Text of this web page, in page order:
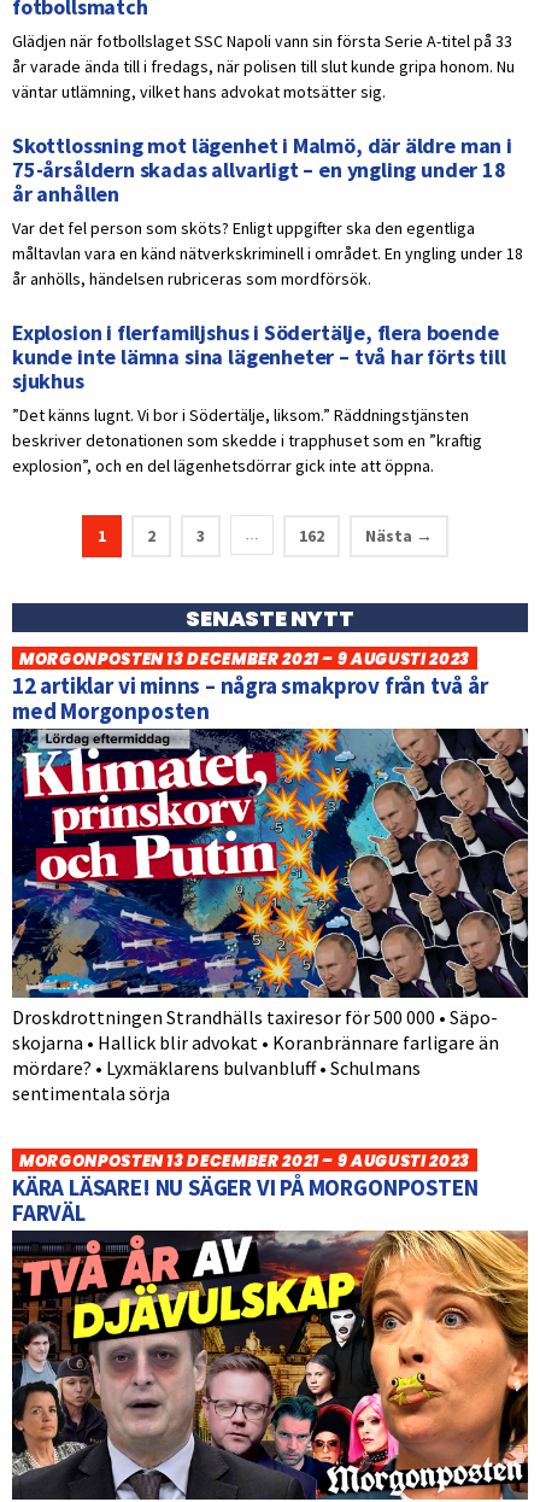
fotbollsmatch
Glädjen när fotbollslaget SSC Napoli vann sin första Serie A-titel på 33
år varade ända till i fredags, när polisen till slut kunde gripa honom. Nu
väntar utlämning, vilket hans advokat motsätter sig.
Skottlossning mot lägenhet i Malmö, där äldre man i
75-årsåldern skadas allvarligt – en yngling under 18
år anhållen
Var det fel person som sköts? Enligt uppgifter ska den egentliga
måltavlan vara en känd nätverkskriminell i området. En yngling under 18
år anhölls, händelsen rubriceras som mordförsök.
Explosion i flerfamiljshus i Södertälje, flera boende
kunde inte lämna sina lägenheter – två har förts till
sjukhus
”Det känns lugnt. Vi bor i Södertälje, liksom.” Räddningstjänsten
beskriver detonationen som skedde i trapphuset som en ”kraftig
explosion”, och en del lägenhetsdörrar gick inte att öppna.
1 2 3 … 162 Nästa →
SENASTE NYTT
MORGONPOSTEN 13 DECEMBER 2021 – 9 AUGUSTI 2023
12 artiklar vi minns – några smakprov från två år
med Morgonposten
Droskdrottningen Strandhälls taxiresor för 500 000 • Säpo-
skojarna • Hallick blir advokat • Koranbrännare farligare än
mördare? • Lyxmäklarens bulvanbluff • Schulmans
sentimentala sörja
MORGONPOSTEN 13 DECEMBER 2021 – 9 AUGUSTI 2023
KÄRA LÄSARE! NU SÄGER VI PÅ MORGONPOSTEN
FARVÄL